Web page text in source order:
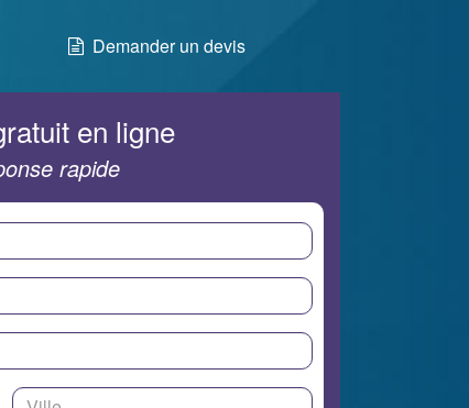
Demander un devis
en ligne
rapide